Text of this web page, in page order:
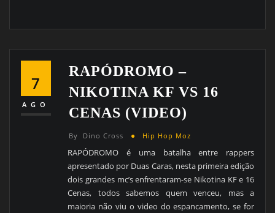
7
AGO
RAPÓDROMO –
NIKOTINA KF VS 16
CENAS (VIDEO)
By Dino Cross Hip Hop Moz
RAPÓDROMO é uma batalha entre rappers
apresentado por Duas Caras, nesta primeira edição
dois grandes mc’s enfrentaram-se Nikotina KF e 16
Cenas, todos sabemos quem venceu, mas a
maioria não viu o video do espancamento, se for